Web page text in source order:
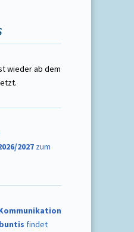
wieder ab dem
2027 zum
findet